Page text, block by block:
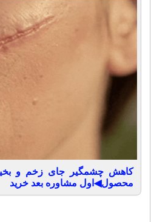
محصول◀اول مشاوره بعد خرید